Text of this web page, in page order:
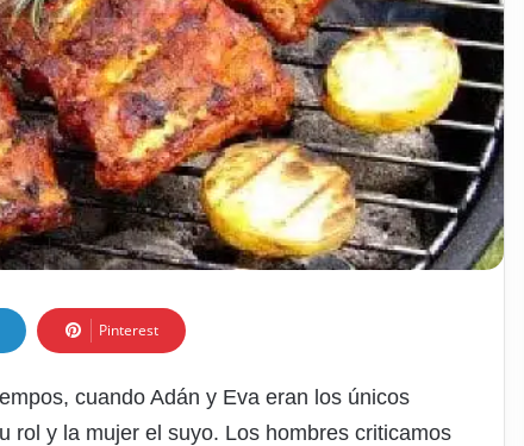
Pinterest
cuando Adán y Eva eran los únicos
rol y la mujer el suyo. Los hombres criticamos